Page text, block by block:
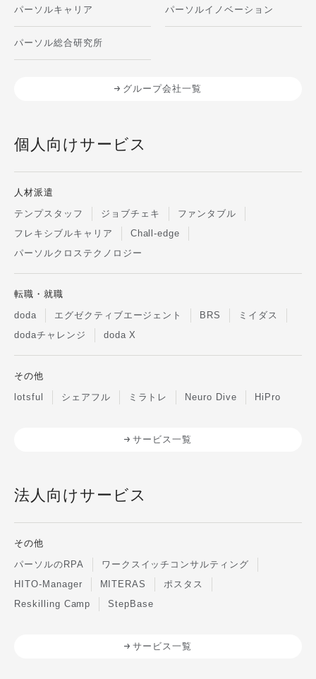
パーソルキャリア パーソルイノベーション
パーソル総合研究所
グループ会社一覧
個人向けサービス
人材派遣
テンプスタッフ
ジョブチェキ
ファンタブル
フレキシブルキャリア
Chall-edge
パーソルクロステクノロジー
転職・就職
doda
エグゼクティブエージェント BRS
ミイダス
dodaチャレンジ
doda X
その他
lotsful
シェアフル ミラトレ Neuro Dive HiPro
サービス一覧
法人向けサービス
その他
パーソルのRPA
ワークスイッチコンサルティング
HITO-Manager
MITERAS
ポスタス
Reskilling Camp
StepBase
サービス一覧